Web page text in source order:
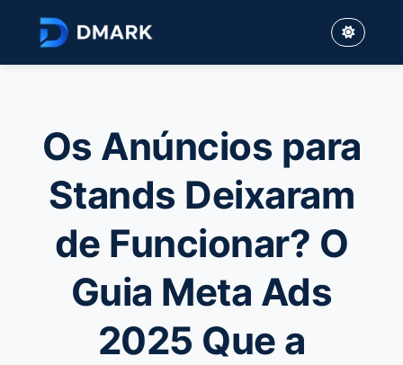
Os Anúncios para
Stands Deixaram
de Funcionar? O
Guia Meta Ads
2025 Que a